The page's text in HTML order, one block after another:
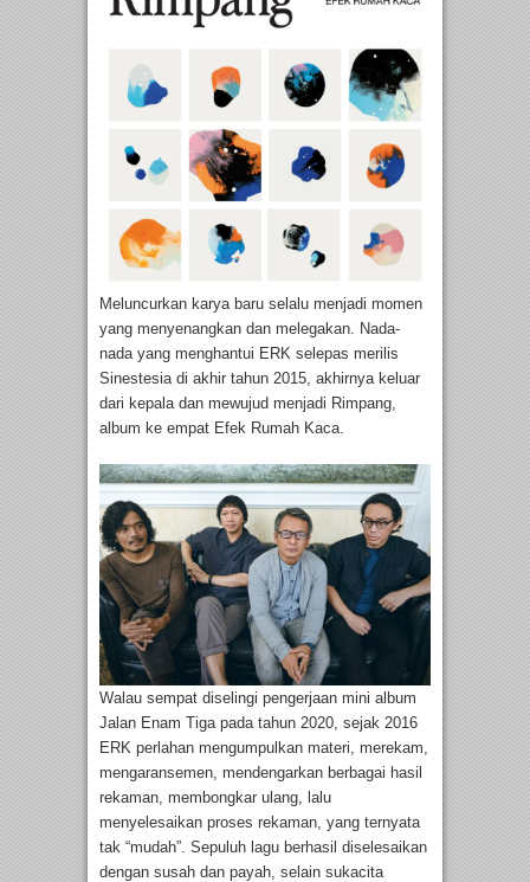
Meluncurkan karya baru selalu menjadi momen
yang menyenangkan dan melegakan. Nada-
nada yang menghantui ERK selepas merilis
Sinestesia di akhir tahun 2015, akhirnya keluar
dari kepala dan mewujud menjadi Rimpang,
album ke empat Efek Rumah Kaca.
Walau sempat diselingi pengerjaan mini album
Jalan Enam Tiga pada tahun 2020, sejak 2016
ERK perlahan mengumpulkan materi, merekam,
mengaransemen, mendengarkan berbagai hasil
rekaman, membongkar ulang, lalu
menyelesaikan proses rekaman, yang ternyata
tak “mudah”. Sepuluh lagu berhasil diselesaikan
dengan susah dan payah, selain sukacita